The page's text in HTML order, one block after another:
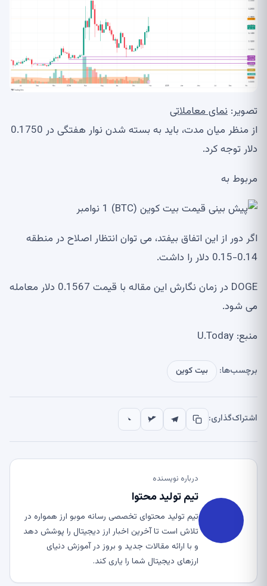
تصویر: نمای معاملاتی
از منظر میان مدت، باید به بسته شدن نوار هفتگی در 0.1750
دلار توجه کرد.
مربوط به
اگر دور از این اتفاق بیفتد، می توان انتظار اصلاح در منطقه
0.14-0.15 دلار را داشت.
DOGE در زمان نگارش این مقاله با قیمت 0.1567 دلار معامله
می شود.
منبع: U.Today
برچسب‌ها: بیت کوین
اشتراک‌گذاری:
درباره نویسنده
تیم تولید محتوا
تیم تولید محتوای تخصصی رسانه موبو ارز همواره در
تلاش است تا آخرین اخبار ارز دیجیتال را پوشش دهد
و با ارائه مقالات جدید و بروز در آموزش دنیای
ارزهای دیجیتال شما را یاری کند.